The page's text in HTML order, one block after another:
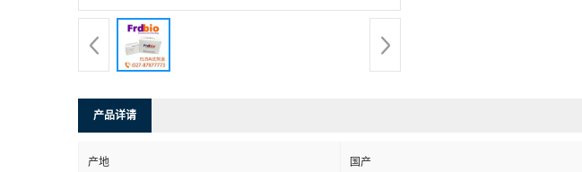
产品详请
产地 国产